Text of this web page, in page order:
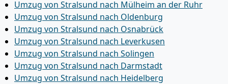
Umzug von Stralsund nach Mülheim an der Ruhr
Umzug von Stralsund nach Oldenburg
Umzug von Stralsund nach Osnabrück
Umzug von Stralsund nach Leverkusen
Umzug von Stralsund nach Solingen
Umzug von Stralsund nach Darmstadt
Umzug von Stralsund nach Heidelberg